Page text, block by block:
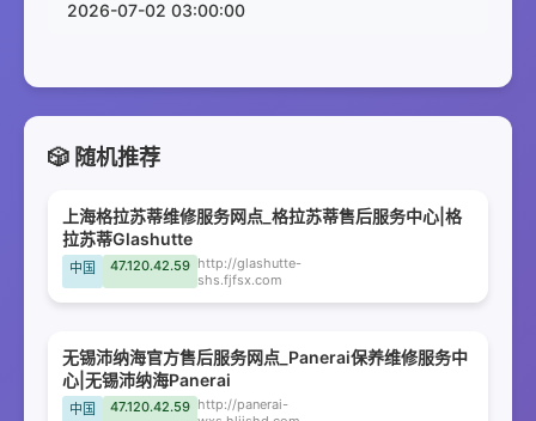
2026-07-02 03:00:00
🎲 随机推荐
上海格拉苏蒂维修服务网点_格拉苏蒂售后服务中心|格
拉苏蒂Glashutte
中国 47.120.42.59 http://glashutte-
shs.fjfsx.com
无锡沛纳海官方售后服务网点_Panerai保养维修服务中
心|无锡沛纳海Panerai
中国 47.120.42.59 http://panerai-